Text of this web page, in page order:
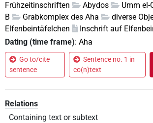
Frühzeitinschriften
Abydos Umm el-
B
Grabkomplex des Aha
diverse
Elfenbeintäfelchen
Inschrift auf
Dating (time frame): Aha
Go to/cite
sentence
Sentence no. 1 in
co(n)text
Relations
Containing text or subtext